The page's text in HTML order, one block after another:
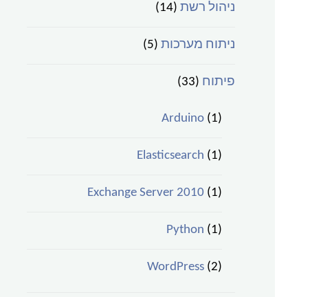
ניהול רשת (14)
ניתוח מערכות (5)
פיתוח (33)
Arduino(1)
Elasticsearch (1)
Exchange Server 2010 (1)
Python (1)
WordPress(2)